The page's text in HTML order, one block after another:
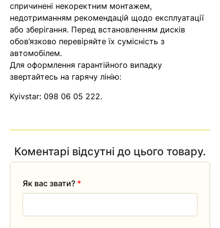
спричинені некоректним монтажем,
недотриманням рекомендацій щодо експлуатації
або зберігання. Перед встановленням дисків
обов’язково перевіряйте їх сумісність з
автомобілем.
Для оформлення гарантійного випадку
звертайтесь на гарячу лінію:
Kyivstar: 098 06 05 222.
Коментарі відсутні до цього товару.
Як вас звати? *